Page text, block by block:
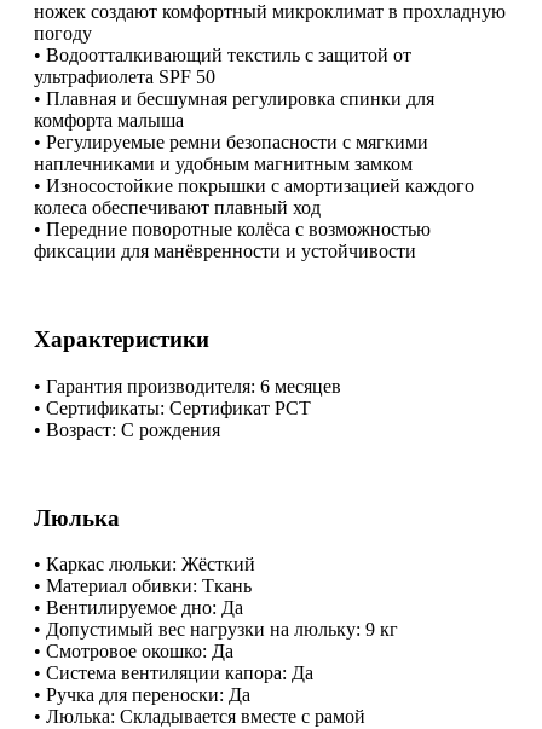
ножек создают комфортный микроклимат в прохладную
погоду
• Водоотталкивающий текстиль с защитой от
ультрафиолета SPF 50
• Плавная и бесшумная регулировка спинки для
комфорта малыша
• Регулируемые ремни безопасности с мягкими
наплечниками и удобным магнитным замком
• Износостойкие покрышки с амортизацией каждого
колеса обеспечивают плавный ход
• Передние поворотные колёса с возможностью
фиксации для манёвренности и устойчивости
Характеристики
​• Гарантия производителя: 6 месяцев
​• Сертификаты: Сертификат РСТ
​• Возраст: С рождения
Люлька
• Каркас люльки: Жёсткий
​• Материал обивки: Ткань
​• Вентилируемое дно: Да
​• Допустимый вес нагрузки на люльку: 9 кг
​• Смотровое окошко: Да
​• Система вентиляции капора: Да
​• Ручка для переноски: Да
​• Люлька: Складывается вместе с рамой